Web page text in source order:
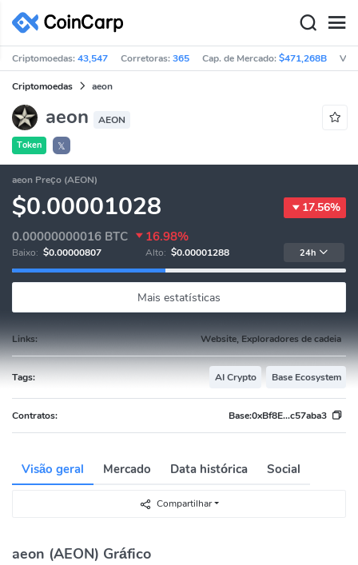
Criptomoedas:43,547 Corretoras:365 Cap. de Mercado:$471,268B Vol
Criptomoedas aeon
aeon AEON
Token 𝕏
aeon Preço (AEON)
$0.00001028 17.56%
0.00000000016 BTC 16.98%
Baixo: $0.00000807 Alto: $0.00001288 24h
Mais estatísticas
Links: Website, Exploradores de cadeia
Tags: AI Crypto Base Ecosystem
Contratos: Base:0xBf8E...c57aba3
Visão geral Mercado Data histórica Social
Compartilhar
aeon (AEON) Gráfico